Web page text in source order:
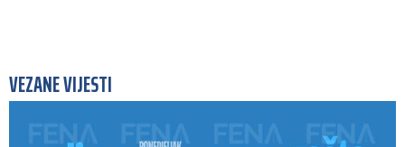
VEZANE VIJESTI